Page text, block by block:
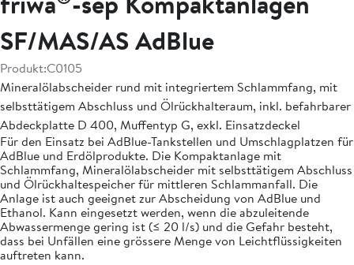
SF/MAS/AS AdBlue
Produkt:C0105
Mineralölabscheider rund mit integriertem Schlammfang, mit
selbsttätigem Abschluss und Ölrückhalteraum, inkl. befahrbarer
Abdeckplatte D 400, Muffentyp G, exkl. Einsatzdeckel
Für den Einsatz bei AdBlue-Tankstellen und Umschlagplatzen für
AdBlue und Erdölprodukte. Die Kompaktanlage mit
Schlammfang, Mineralölabscheider mit selbsttätigem Abschluss
und Ölrückhaltespeicher für mittleren Schlammanfall. Die
Anlage ist auch geeignet zur Abscheidung von AdBlue und
Ethanol. Kann eingesetzt werden, wenn die abzuleitende
Abwassermenge gering ist (≤ 20 l/s) und die Gefahr besteht,
dass bei Unfällen eine grössere Menge von Leichtflüssigkeiten
auftreten kann.